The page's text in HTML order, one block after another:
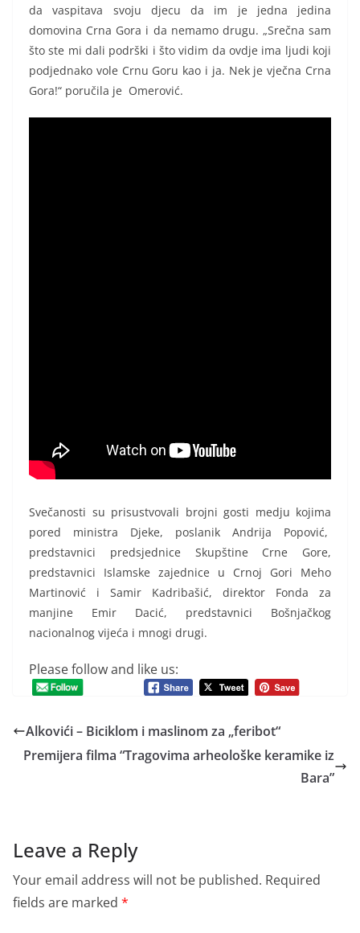
da vaspitava svoju djecu da im je jedna jedina
domovina Crna Gora i da nemamo drugu. „Srečna sam
što ste mi dali podrški i što vidim da ovdje ima ljudi koji
podjednako vole Crnu Goru kao i ja. Nek je vječna Crna
Gora!“ poručila je Omerović.
Svečanosti su prisustvovali brojni gosti medju kojima
pored ministra Djeke, poslanik Andrija Popović,
predstavnici predsjednice Skupštine Crne Gore,
predstavnici Islamske zajednice u Crnoj Gori Meho
Martinović i Samir Kadribašić, direktor Fonda za
manjine Emir Dacić, predstavnici Bošnjačkog
nacionalnog vijeća i mnogi drugi.
Please follow and like us:
Alkovići – Biciklom i maslinom za „feribot“
Premijera filma “Tragovima arheološke keramike iz
Bara”
Leave a Reply
Your email address will not be published. Required
fields are marked *